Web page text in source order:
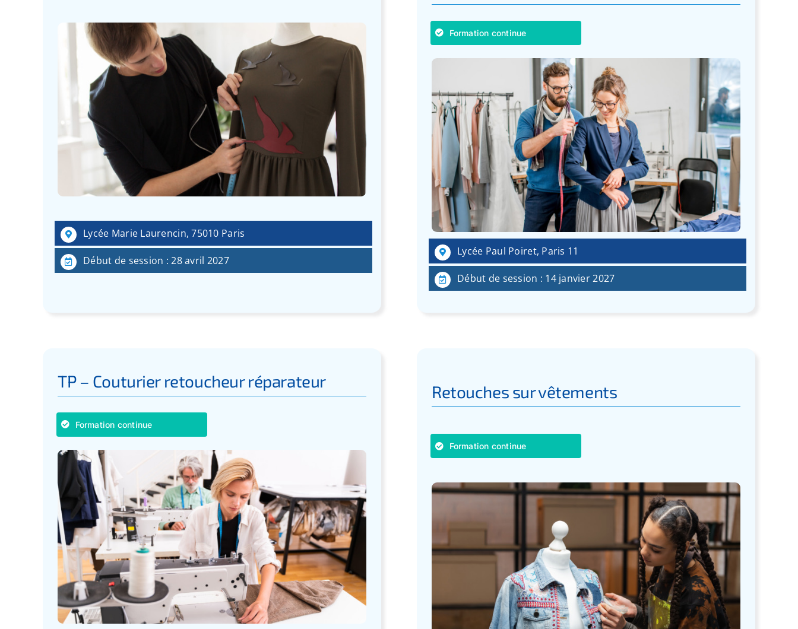
Lycée Marie Laurencin, 75010 Paris
Début de session : 28 avril 2027
Formation continue
Lycée Paul Poiret, Paris 11
Début de session : 14 janvier 2027
TP – Couturier retoucheur réparateur
Formation continue
Retouches sur vêtements
Formation continue